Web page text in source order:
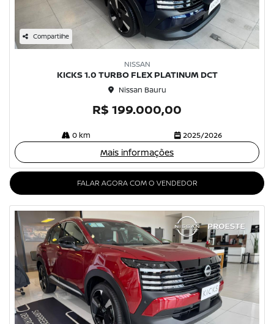
Compartilhe
NISSAN
KICKS 1.0 TURBO FLEX PLATINUM DCT
Nissan Bauru
R$ 199.000,00
0 km 2025/2026
Mais informações
FALAR AGORA COM O VENDEDOR